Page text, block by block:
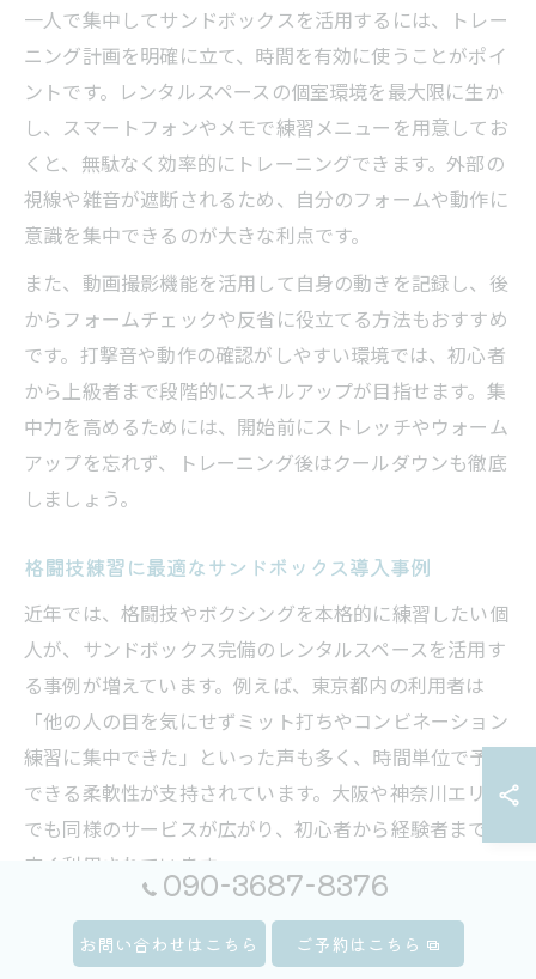
一人で集中してサンドボックスを活用するには、トレー
ニング計画を明確に立て、時間を有効に使うことがポイ
ントです。レンタルスペースの個室環境を最大限に生か
し、スマートフォンやメモで練習メニューを用意してお
くと、無駄なく効率的にトレーニングできます。外部の
視線や雑音が遮断されるため、自分のフォームや動作に
意識を集中できるのが大きな利点です。
また、動画撮影機能を活用して自身の動きを記録し、後
からフォームチェックや反省に役立てる方法もおすすめ
です。打撃音や動作の確認がしやすい環境では、初心者
から上級者まで段階的にスキルアップが目指せます。集
中力を高めるためには、開始前にストレッチやウォーム
アップを忘れず、トレーニング後はクールダウンも徹底
しましょう。
格闘技練習に最適なサンドボックス導入事例
近年では、格闘技やボクシングを本格的に練習したい個
人が、サンドボックス完備のレンタルスペースを活用す
る事例が増えています。例えば、東京都内の利用者は
「他の人の目を気にせずミット打ちやコンビネーション
練習に集中できた」といった声も多く、時間単位で予約
できる柔軟性が支持されています。大阪や神奈川エリア
でも同様のサービスが広がり、初心者から経験者まで幅
広く利用されています。
スペースを利用することで自分だけの練習ルーチンを確
090-3687-8376
お問い合わせはこちら ご予約はこちら